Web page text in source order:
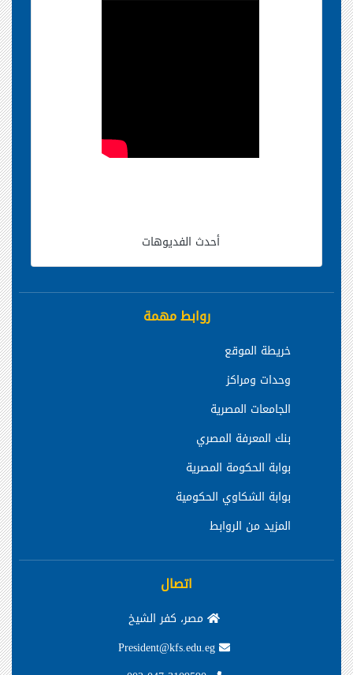
أحدث الفديوهات
روابط مهمة
خريطة الموقع
وحدات ومراكز
الجامعات المصرية
بنك المعرفة المصري
بوابة الحكومة المصرية
بوابة الشكاوي الحكومية
المزيد من الروابط
اتصال
مصر، كفر الشيخ